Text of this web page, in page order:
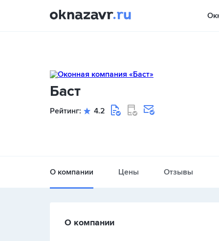
Баст
Рейтинг: 4.2
О компании Цены Отзывы
О компании